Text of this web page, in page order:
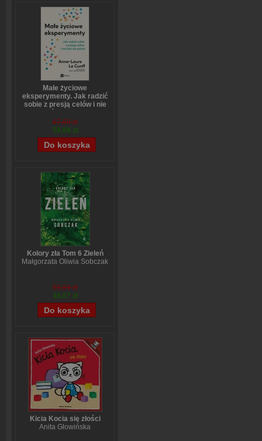
Małe życiowe
eksperymenty. Jak radzić
sobie z presją celów i nie
Anne-Laure LeCunff
67,69 zł
59,69 zł
Kolory zła Tom 6 Zieleń
Małgorzata Oliwia Sobczak
59,84 zł
48,07 zł
Kicia Kocia się złości
Anita Głowińska